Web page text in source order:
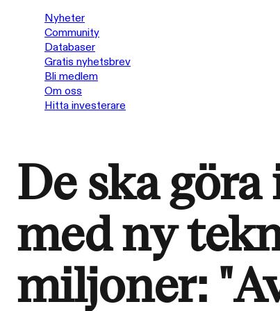
Nyheter
Community
Databaser
Gratis nyhetsbrev
Bli medlem
Om oss
Hitta investerare
De ska
med ny
miljoner: